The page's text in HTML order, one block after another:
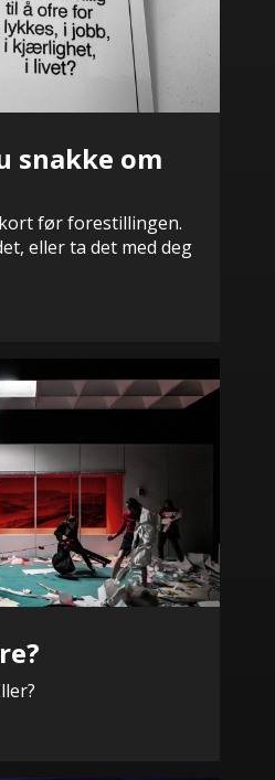
snakke om
før forestillingen.
eller ta det med deg